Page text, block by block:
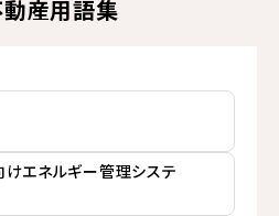
動産用語集
けエネルギー管理システ